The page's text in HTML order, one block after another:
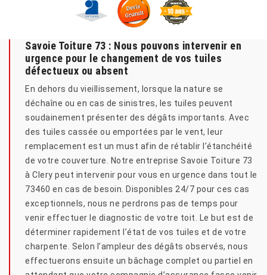
Savoie Toiture 73 : Nous pouvons intervenir en
urgence pour le changement de vos tuiles
défectueux ou absent
En dehors du vieillissement, lorsque la nature se
déchaîne ou en cas de sinistres, les tuiles peuvent
soudainement présenter des dégâts importants. Avec
des tuiles cassée ou emportées par le vent, leur
remplacement est un must afin de rétablir l’étanchéité
de votre couverture. Notre entreprise Savoie Toiture 73
à Clery peut intervenir pour vous en urgence dans tout le
73460 en cas de besoin. Disponibles 24/7 pour ces cas
exceptionnels, nous ne perdrons pas de temps pour
venir effectuer le diagnostic de votre toit. Le but est de
déterminer rapidement l’état de vos tuiles et de votre
charpente. Selon l’ampleur des dégâts observés, nous
effectuerons ensuite un bâchage complet ou partiel en